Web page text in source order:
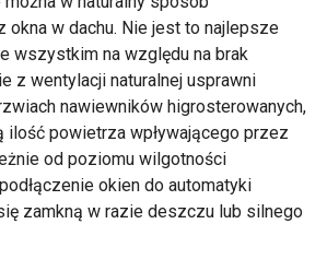
okna w dachu. Nie jest to najlepsze
wszystkim na względu na brak
z wentylacji naturalnej usprawni
nawiewników higrosterowanych,
ilość powietrza wpływającego przez
od poziomu wilgotności
okien do automatyki
zamkną w razie deszczu lub silnego